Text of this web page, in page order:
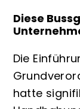
Diese
Die
hatte